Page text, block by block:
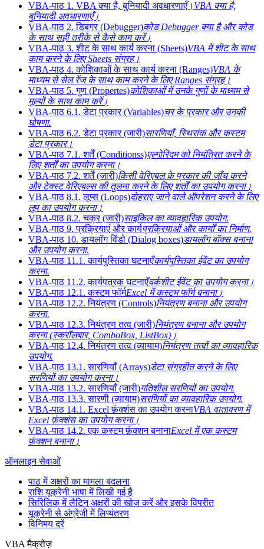
VBA-पाठ 1. VBA क्या है, बुनियादी अवधारणाएँ। VBA क्या है,
बुनियादी अवधारणाएँ।
VBA-पाठ 2. डिबगर (Debugger)कोड Debugger क्या है और कोड
के साथ सही तरीके से कैसे काम करें।
VBA-पाठ 3. शीट के साथ कार्य करना (Sheets)VBA में शीट के साथ
काम करने के लिए Sheets संग्रह।
VBA-पाठ 4. कोशिकाओं के साथ कार्य करना (Ranges)VBA के
माध्यम से सेल रेंज के साथ काम करने के लिए Ranges संग्रह।
VBA-पाठ 5. गुण (Propertes)कोशिकाओं में उनके गुणों के माध्यम से
मूल्यों के साथ काम करें।
VBA-पाठ 6.1. डेटा प्रकार (Variables)चर के प्रकार और उनकी
घोषणा.
VBA-पाठ 6.2. डेटा प्रकार (जारी)सारणियाँ, स्थिरांक और कस्टम
डेटा प्रकार।
VBA-पाठ 7.1. शर्तें (Conditionss)एल्गोरिदम को नियंत्रित करने के
लिए शर्तों का उपयोग करना।
VBA-पाठ 7.2. शर्तें (जारी)किसी वेरिएबल के प्रकार की जाँच करने
और टेक्स्ट वेरिएबल्स की तुलना करने के लिए शर्तों का उपयोग करना।
VBA-पाठ 8.1. लूप्स (Loops)दोहराए जाने वाले ऑपरेशन करने के लिए
लूप का उपयोग करना।
VBA-पाठ 8.2. चक्र (जारी)साइकिल का व्यावहारिक उपयोग.
VBA-पाठ 9. प्रक्रियाएं और कार्यप्रक्रियाओं और कार्यों का निर्माण.
VBA-पाठ 10. डायलॉग विंडो (Dialog boxes)डायलॉग बॉक्स बनाना
और उपयोग करना.
VBA-पाठ 11.1. कार्यपुस्तिका घटनाएँकार्यपुस्तिका ईवेंट का उपयोग
करना.
VBA-पाठ 11.2. कार्यपत्रक घटनाएँवर्कशीट ईवेंट का उपयोग करना।
VBA-पाठ 12.1. कस्टम फॉर्मExcel में कस्टम फॉर्म बनाना।
VBA-पाठ 12.2. नियंत्रण (Controls)नियंत्रण बनाना और उपयोग
करना.
VBA-पाठ 12.3. नियंत्रण तत्व (जारी)नियंत्रण बनाना और उपयोग
करना (स्क्रॉलबार, ComboBox, ListBox)।
VBA-पाठ 12.4. नियंत्रण तत्व (व्यायाम)नियंत्रण तत्वों का व्यावहारिक
उपयोग.
VBA-पाठ 13.1. सारणियाँ (Arrays)डेटा संग्रहीत करने के लिए
सरणियों का उपयोग करना।
VBA-पाठ 13.2. सारणियाँ (जारी)गतिशील सरणियों का उपयोग.
VBA-पाठ 13.3. सारणी (व्यायाम)सरणियों का व्यावहारिक उपयोग.
VBA-पाठ 14.1. Excel फ़ंक्शंस का उपयोग करनाVBA वातावरण में
Excel फ़ंक्शंस का उपयोग करना।
VBA-पाठ 14.2. एक कस्टम फ़ंक्शन बनानाExcel में एक कस्टम
फ़ंक्शन बनाना।
ऑनलाइन सेवाओं
पाठ में अक्षरों का मामला बदलना
राशि यूक्रेनी भाषा में लिखी गई है
सिरिलिक में लैटिन अक्षरों की खोज करें और इसके विपरीत
यूक्रेनी से अंग्रेजी में लिप्यंतरण
विनिमय दरें
VBA मैक्रोज़